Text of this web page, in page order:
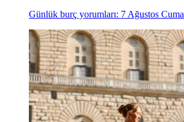
Günlük burç yorumları: 7 Ağustos Cuma